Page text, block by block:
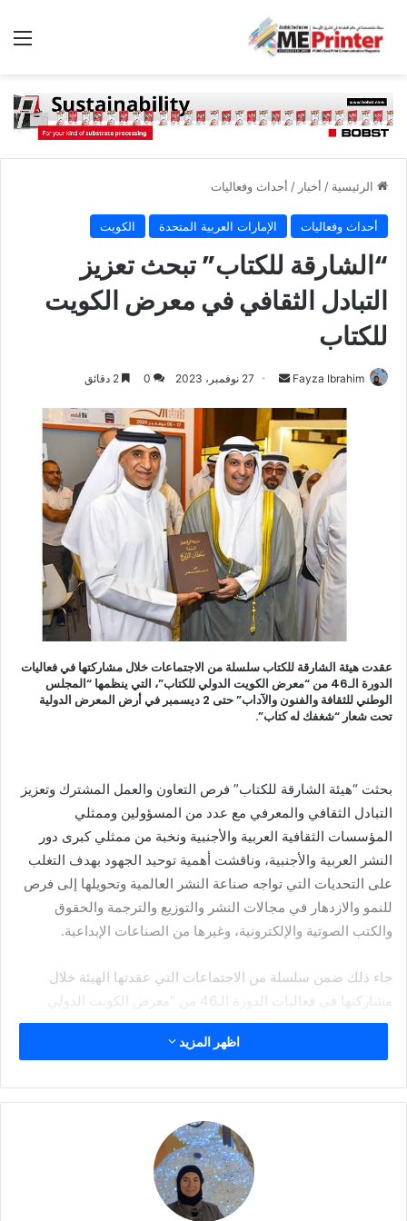
الرئيسية / أخبار / أحداث وفعاليات
أحداث وفعاليات الإمارات العربية المتحدة الكويت
“الشارقة للكتاب” تبحث تعزيز
التبادل الثقافي في معرض الكويت
للكتاب
Fayza Ibrahim
أرسل
إلكترونيا
27 نوفمبر، 2023 0
عقدت هيئة الشارقة للكتاب سلسلة من الاجتماعات خلال مشاركتها في فعاليات
الدورة الـ46 من “معرض الكويت الدولي للكتاب”، التي ينظمها “المجلس
الوطني للثقافة والفنون والآداب” حتى 2 ديسمبر في أرض المعرض الدولية
تحت شعار “شغفك له كتاب”.
بحثت “هيئة الشارقة للكتاب” فرص التعاون والعمل المشترك وتعزيز
التبادل الثقافي والمعرفي مع عدد من المسؤولين وممثلي
المؤسسات الثقافية العربية والأجنبية ونخبة من ممثلي كبرى دور
النشر العربية والأجنبية، وناقشت أهمية توحيد الجهود بهدف التغلب
على التحديات التي تواجه صناعة النشر العالمية وتحويلها إلى فرص
للنمو والازدهار في مجالات النشر والتوزيع والترجمة والحقوق
والكتب الصوتية والإلكترونية، وغيرها من الصناعات الإبداعية.
جاء ذلك ضمن سلسلة من الاجتماعات التي عقدتها الهيئة خلال
مشاركتها في فعاليات الدورة الـ46 من “معرض الكويت الدولي
للكتاب”، التي ينظمها “المجلس الوطني للثقافة والفنون والآداب”
حتى 2 ديسمبر في أرض المعرض الدولية تحت شعار “شغفك له
وعرضت الهيئة في جناحها قسم لعدد من دور النشر والمؤسسات
اظهر المزيد